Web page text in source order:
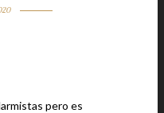
pero es